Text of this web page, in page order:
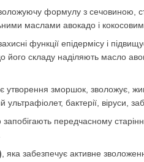
формулу з сечовиною,
маслами авокадо і кокосовим.
функції епідермісу і
його складу наділяють масло
утворення зморшок, зволожує,
ультрафіолет, бактерії, віруси,
запобігають передчасному
, яка забезпечує активне